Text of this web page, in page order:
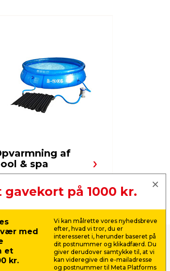
af
& spa
gavekort på 1000 kr.
med
et
kr.
Vi kan målrette vores nyhedsbreve
efter, hvad vi tror, du er
interesseret i, herunder baseret på
dit postnummer og klikadfærd. Du
giver derudover samtykke til, at vi
kan videregive din e-mailadresse
og postnummer til Meta Platforms